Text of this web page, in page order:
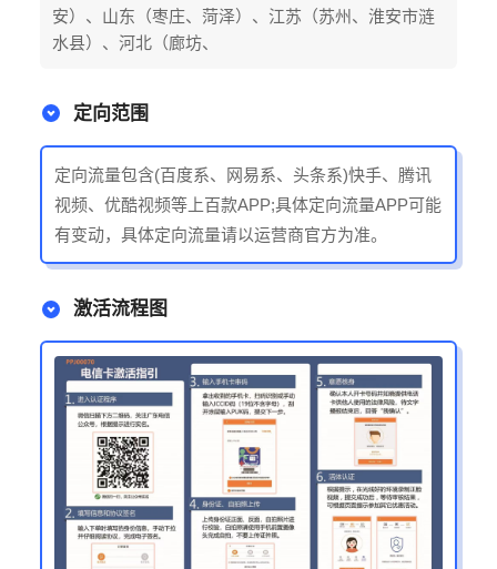
安）、山东（枣庄、菏泽）、江苏（苏州、淮安市涟
水县）、河北（廊坊、
定向范围
定向流量包含(百度系、网易系、头条系)快手、腾讯
视频、优酷视频等上百款APP;具体定向流量APP可能
有变动，具体定向流量请以运营商官方为准。
激活流程图